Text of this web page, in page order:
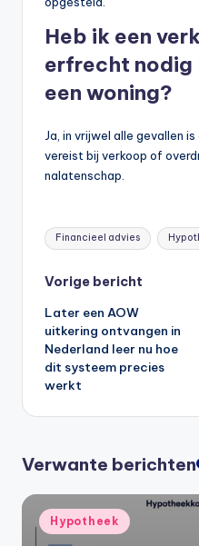
Heb ik een
erfrecht nodig
een woning?
Ja, in vrijwel alle gevallen
vereist bij verkoop of
nalatenschap.
Tags:
Financieel advies
Bericht
navigatie
Vorige bericht
Later een AOW
uitkering ontvangen in
Nederland leer nu hoe
dit systeem precies
werkt
Verwante berichten
Geplaatst
in
Hypotheek